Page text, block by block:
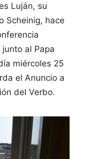
Luján, su
Scheinig, hace
al Papa
miércoles 25
el Anuncio a
del Verbo.